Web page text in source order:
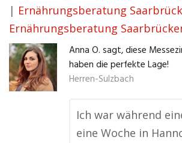
| Ernährungsberatung
Ernährungsberatung
Anna O. sagt, diese
haben die perfekte Lage!
Herren-Sulzbach
Ich war während
eine Woche in